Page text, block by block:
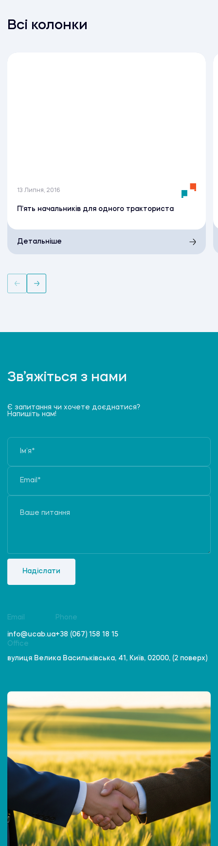
Всі колонки
13 Липня, 2016
П’ять начальників для одного тракториста
Детальніше
Зв’яжіться з нами
Є запитання чи хочете доєднатися?
Напишіть нам!
Надіслати
Email
info@ucab.ua
Phone
+38 (067) 158 18 15
Office
вулиця Велика Васильківська, 41, Київ, 02000, (2 поверх)